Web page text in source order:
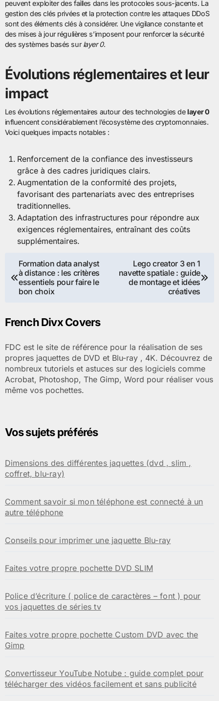
peuvent exploiter des failles dans les protocoles sous-jacents. La
gestion des clés privées et la protection contre les attaques DDoS
sont des éléments clés à considérer. Une vigilance constante et
des mises à jour régulières s’imposent pour renforcer la sécurité
des systèmes basés sur layer 0.
Évolutions réglementaires et leur
impact
Les évolutions réglementaires autour des technologies delayer 0
influencent considérablement l’écosystème des cryptomonnaies.
Voici quelques impacts notables :
Renforcement de la confiance des investisseurs
grâce à des cadres juridiques clairs.
Augmentation de la conformité des projets,
favorisant des partenariats avec des entreprises
traditionnelles.
Adaptation des infrastructures pour répondre aux
exigences réglementaires, entraînant des coûts
supplémentaires.
Navigation
de
Formation data analyst
à distance : les critères
essentiels pour faire le
bon choix
Lego creator 3 en 1
navette spatiale : guide
de montage et idées
créatives
French Divx Covers
FDC est le site de référence pour la réalisation de ses
propres jaquettes de DVD et Blu-ray , 4K. Découvrez de
nombreux tutoriels et astuces sur des logiciels comme
Acrobat, Photoshop, The Gimp, Word pour réaliser vous
même vos pochettes.
Vos sujets préférés
Dimensions des différentes jaquettes (dvd , slim ,
coffret, blu-ray)
Comment savoir si mon téléphone est connecté à un
autre téléphone
Conseils pour imprimer une jaquette Blu-ray
Faites votre propre pochette DVD SLIM
Police d’écriture ( police de caractères – font ) pour
vos jaquettes de séries tv
Faites votre propre pochette Custom DVD avec the
Gimp
Convertisseur YouTube Notube : guide complet pour
télécharger des vidéos facilement et sans publicité